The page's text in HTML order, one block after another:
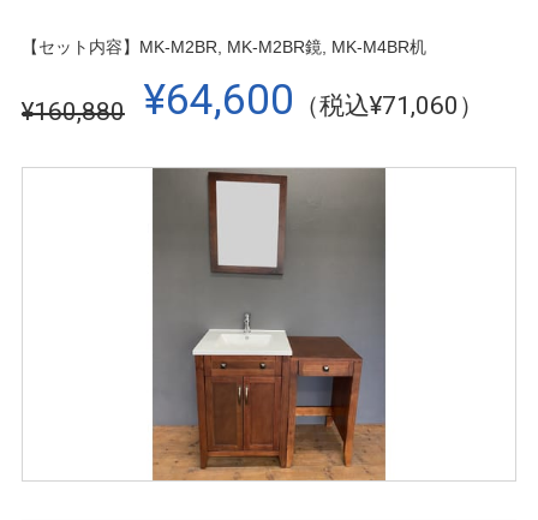
【セット内容】MK-M2BR, MK-M2BR鏡, MK-M4BR机
¥160,880 ¥64,600 （税込¥71,060）